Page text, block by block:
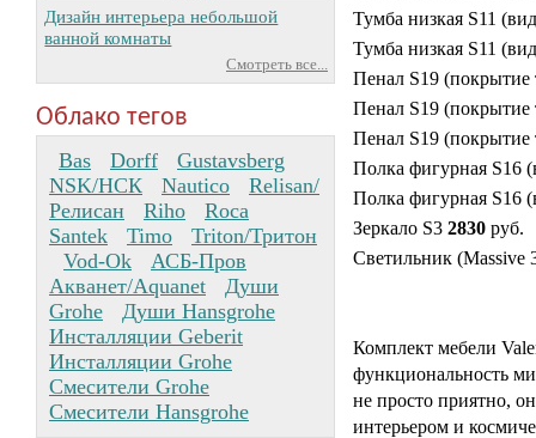
Дизайн интерьера небольшой
ванной комнаты
Смотреть все...
Облако тегов
Bas Dorff
Gustavsberg
NSK/НСК
Nautico
Relisan/
Релисан
Riho
Roca
Santek
Timo
Triton/Тритон
Vod-Ok
АСБ-Пров
Акванет/Aquanet
Души
Grohe
Души Hansgrohe
Инсталляции Geberit
Инсталляции Grohe
Смесители Grohe
Смесители Hansgrohe
Тумба низкая S11
Тумба низкая S11
Пенал S19
Пенал S19
Пенал S19
Полка фигурная S16
Полка фигурная S16
Зеркало S3 2830 руб.
Светильник (Massive
Комплект мебели
функциональность
не просто приятно,
интерьером и